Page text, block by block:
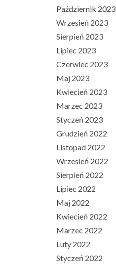
Październik 2023
Wrzesień 2023
Sierpień 2023
Lipiec 2023
Czerwiec 2023
Maj 2023
Kwiecień 2023
Marzec 2023
Styczeń 2023
Grudzień 2022
Listopad 2022
Wrzesień 2022
Sierpień 2022
Lipiec 2022
Maj 2022
Kwiecień 2022
Marzec 2022
Luty 2022
Styczeń 2022